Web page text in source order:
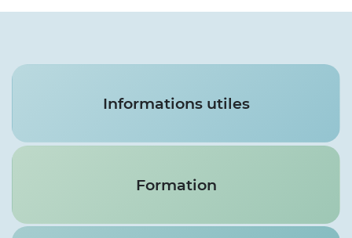
Services
Informations utiles
Formation